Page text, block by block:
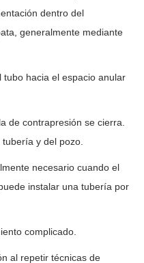
dentro del
generalmente mediante
hacia el espacio anular
de contrapresión se cierra.
y del pozo.
necesario cuando el
instalar una tubería por
complicado.
al repetir técnicas de